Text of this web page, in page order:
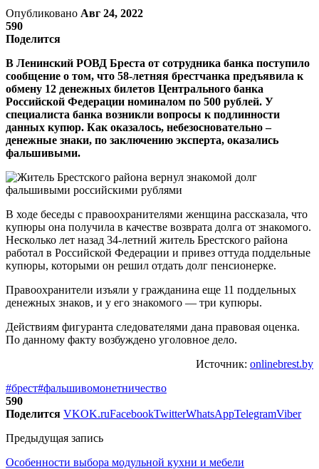
Опубликовано Авг 24, 2022
590
Поделится
В Ленинский РОВД Бреста от сотрудника банка поступило
сообщение о том, что 58-летняя брестчанка предъявила к
обмену 12 денежных билетов Центрального банка
Российской Федерации номиналом по 500 рублей. У
специалиста банка возникли вопросы к подлинности
данных купюр. Как оказалось, небезосновательно –
денежные знаки, по заключению эксперта, оказались
фальшивыми.
В ходе беседы с правоохранителями женщина рассказала, что
купюры она получила в качестве возврата долга от знакомого.
Несколько лет назад 34-летний житель Брестского района
работал в Российской Федерации и привез оттуда поддельные
купюры, которыми он решил отдать долг пенсионерке.
Правоохранители изъяли у гражданина еще 11 поддельных
денежных знаков, и у его знакомого — три купюры.
Действиям фигуранта следователями дана правовая оценка.
По данному факту возбуждено уголовное дело.
Источник: onlinebrest.by
#брест#фальшивомонетничество
590
Поделится VKOK.ruFacebookTwitterWhatsAppTelegramViber
Предыдущая запись
Особенности выбора модульной кухни и мебели